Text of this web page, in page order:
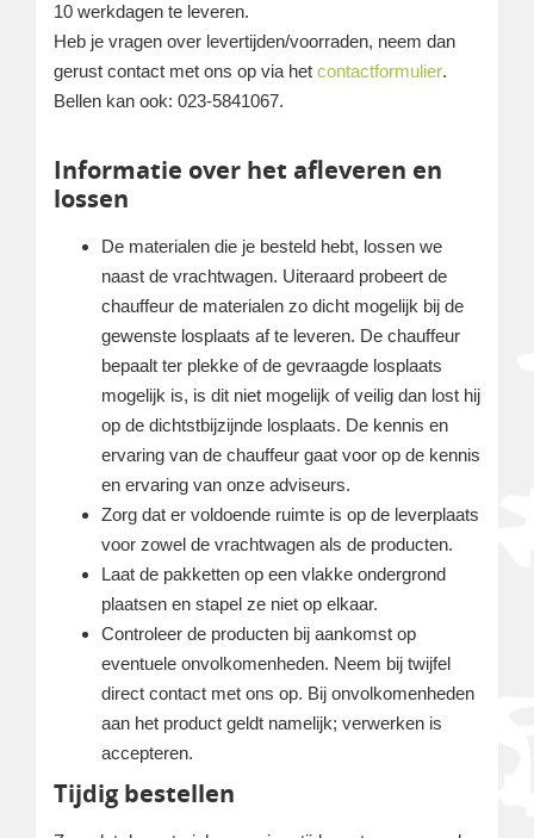
10 werkdagen te leveren.
Heb je vragen over levertijden/voorraden, neem dan
gerust contact met ons op via het contactformulier.
Bellen kan ook: 023-5841067.
Informatie over het afleveren en
lossen
De materialen die je besteld hebt, lossen we
naast de vrachtwagen. Uiteraard probeert de
chauffeur de materialen zo dicht mogelijk bij de
gewenste losplaats af te leveren. De chauffeur
bepaalt ter plekke of de gevraagde losplaats
mogelijk is, is dit niet mogelijk of veilig dan lost hij
op de dichtstbijzijnde losplaats. De kennis en
ervaring van de chauffeur gaat voor op de kennis
en ervaring van onze adviseurs.
Zorg dat er voldoende ruimte is op de leverplaats
voor zowel de vrachtwagen als de producten.
Laat de pakketten op een vlakke ondergrond
plaatsen en stapel ze niet op elkaar.
Controleer de producten bij aankomst op
eventuele onvolkomenheden. Neem bij twijfel
direct contact met ons op. Bij onvolkomenheden
aan het product geldt namelijk; verwerken is
accepteren.
Tijdig bestellen